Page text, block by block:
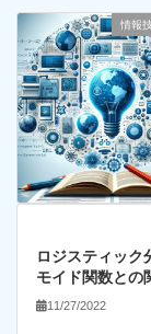
情報
ロジスティック
モイド関数との
11/27/2022